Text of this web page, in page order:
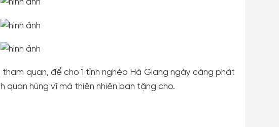
quan, để cho 1 tỉnh nghèo Hà Giang ngày càng phát
quan hùng vĩ mà thiên nhiên ban tặng cho.